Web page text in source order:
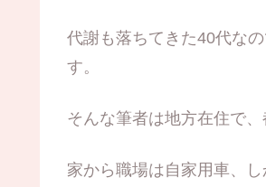
代謝も落ちてきた40代な
す。
そんな筆者は地方在住で
家から職場は自家用車、